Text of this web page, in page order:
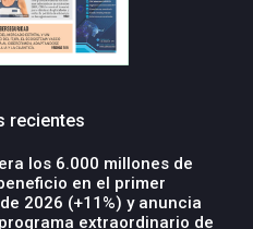
recientes
los 6.000 millones de
en el primer
2026 (+11%) y anuncia
extraordinario de